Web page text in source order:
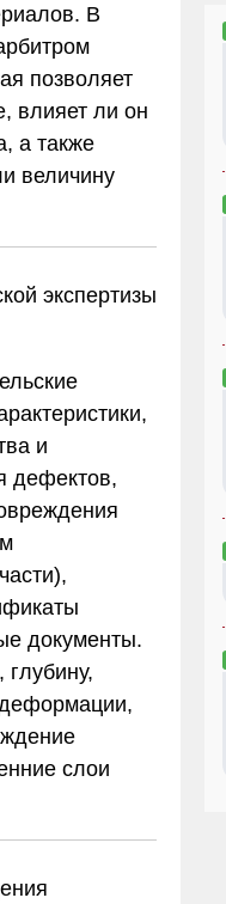
В
позволяет
влияет ли он
а также
величину
экспертизы
и
дефектов,
документы.
глубину,
слои